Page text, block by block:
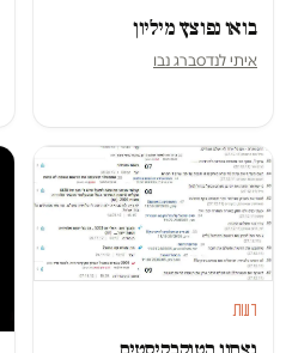
בואו נפוצץ מיליון
איתי לנדסברג נבו
דעות